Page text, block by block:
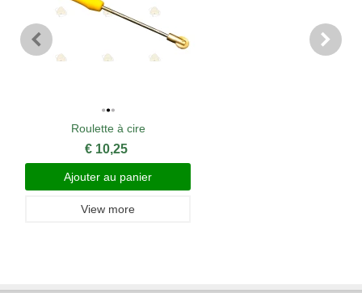
Roulette à cire
€ 10,25
Ajouter au panier
View more